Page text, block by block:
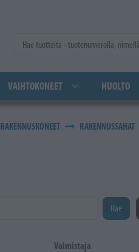
VAIHTOKONEET HUOLTO
RAKENNUSKONEET RAKENNUSSAHAT
Hae
Valmistaja